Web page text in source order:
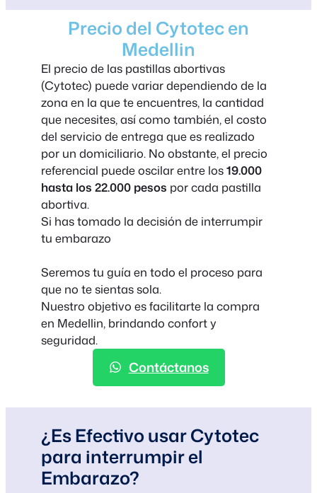
Precio del Cytotec en
Medellin
El precio de las pastillas abortivas
(Cytotec) puede variar dependiendo de la
zona en la que te encuentres, la cantidad
que necesites, así como también, el costo
del servicio de entrega que es realizado
por un domiciliario. No obstante, el precio
referencial puede oscilar entre los19.000
hasta los 22.000 pesos por cada pastilla
abortiva.
Si has tomado la decisión de interrumpir
tu embarazo
Seremos tu guía en todo el proceso para
que no te sientas sola.
Nuestro objetivo es facilitarte la compra
en Medellin, brindando confort y
seguridad.
Contáctanos
¿Es Efectivo usar Cytotec
para interrumpir el
Embarazo?